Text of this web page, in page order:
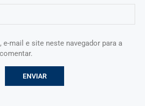
e-mail e site neste navegador para a